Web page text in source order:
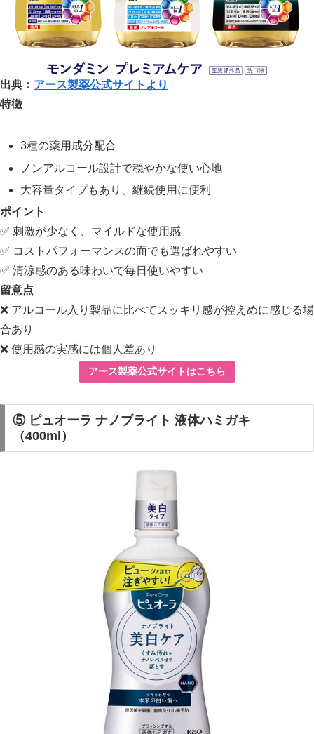
出典： アース製薬公式サイトより
特徴
3種の薬用成分配合
ノンアルコール設計で穏やかな使い心地
大容量タイプもあり、継続使用に便利
ポイント
✅ 刺激が少なく、マイルドな使用感
✅ コストパフォーマンスの面でも選ばれやすい
✅ 清涼感のある味わいで毎日使いやすい
留意点
❌ アルコール入り製品に比べてスッキリ感が控えめに感じる場
合あり
❌ 使用感の実感には個人差あり
アース製薬公式サイトはこちら
⑤ ピュオーラ ナノブライト 液体ハミガキ
（400ml）